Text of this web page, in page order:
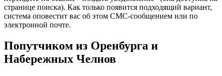
странице поиска). Как только появится подходящий вариант,
система оповестит вас об этом СМС-сообщением или по
электронной почте.
Попутчиком из Оренбурга и
Набережных Челнов